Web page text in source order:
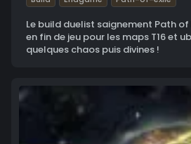
Le build duelist saignement Path of
en fin de jeu pour les maps T16 et
quelques chaos puis divines !